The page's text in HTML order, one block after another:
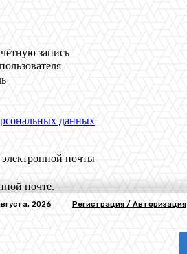
запись
данных
почты
почте.
2026 Регистрация / Авторизация